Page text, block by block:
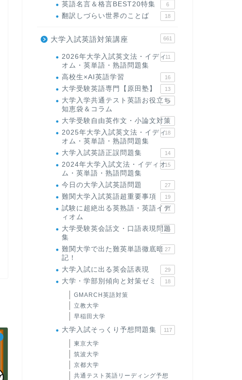
英語名言＆格言BEST20特集 6
翻訳しづらい世界のことば 18
大学入試英語対策講座 661
2026年大学入試英文法・イディ
オム・英単語・熟語問題集
11
高校生×AI英語学習 16
大学受験英語専門【原田塾】 13
大学入学共通テスト英語お役立ち
知恵袋＆コラム
45
大学受験自由英作文・小論文対策
8
2025年大学入試英文法・イディ
オム・英単語・熟語問題集
18
大学入試英語正誤問題集 14
2024年大学入試文法・イディオ
ム・英単語・熟語問題集
15
今日の大学入試英語問題 27
難関大学入試英語超重要事項 19
試験に超絶出る英熟語・英語イデ
ィオム
71
大学受験英会話文・口語表現問題
集
35
難関大学で出た難英単語徹底暗
記！
27
大学入試に出る英会話表現 29
大学・学部別傾向と対策ゼミ 18
GMARCH英語対策
立教大学
早稲田大学
大学入試そっくり予想問題集 117
東京大学
筑波大学
京都大学
共通テスト英語リーディング予想